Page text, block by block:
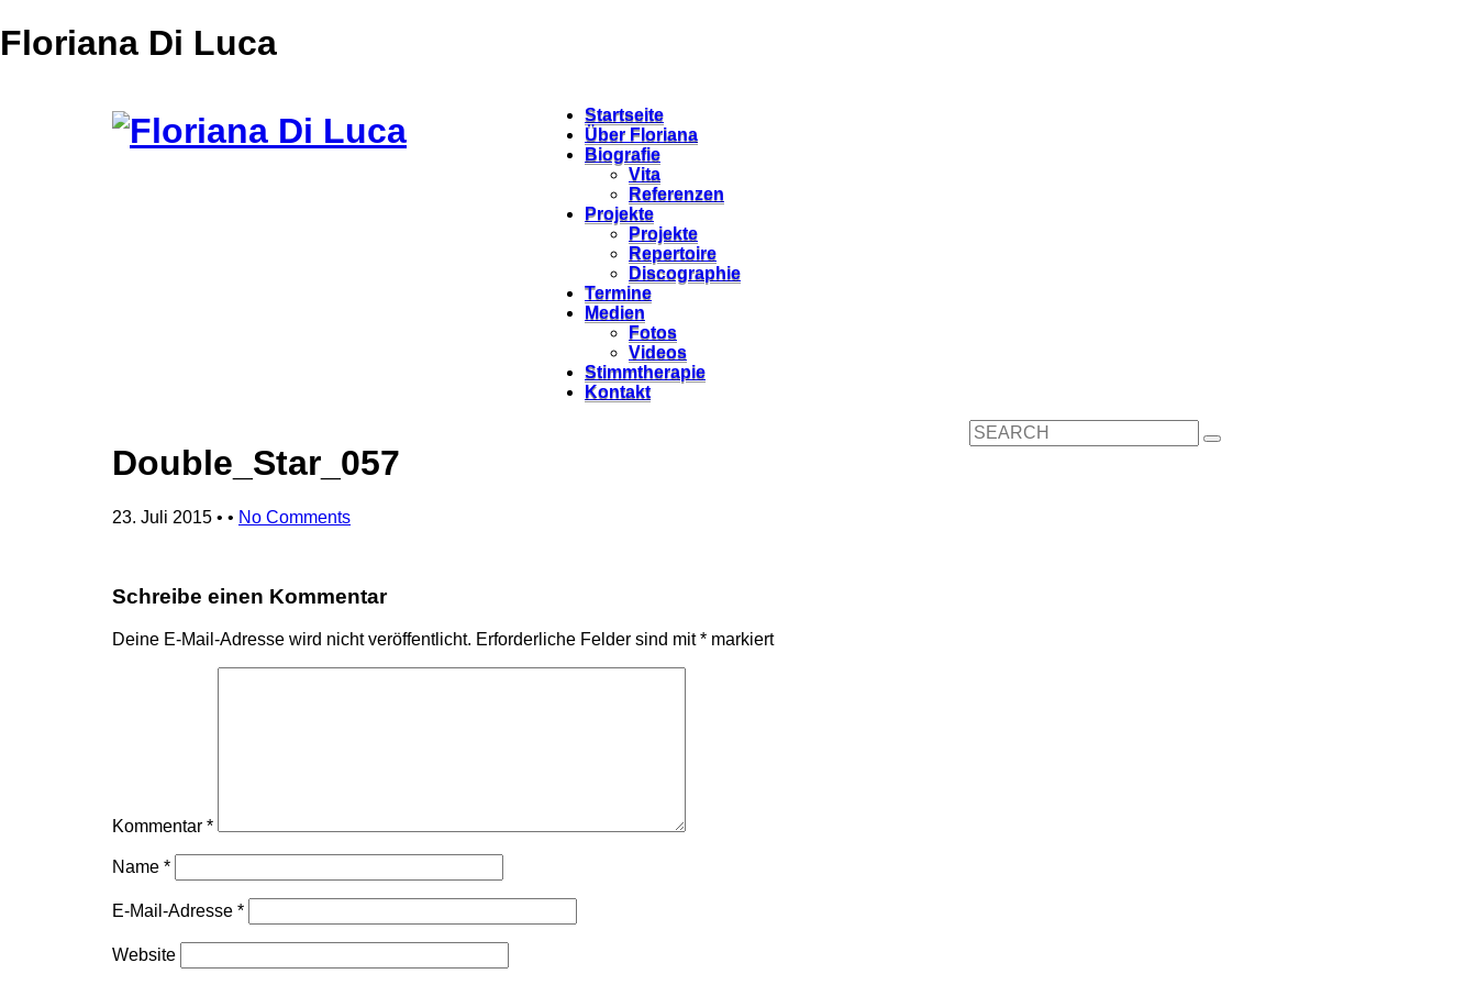
Floriana Di Luca
Startseite
Über Floriana
Biografie
Vita
Referenzen
Projekte
Projekte
Repertoire
Discographie
Termine
Medien
Fotos
Videos
Stimmtherapie
Kontakt
Double_Star_057
23. Juli 2015 • • No Comments
Schreibe einen Kommentar
Deine E-Mail-Adresse wird nicht veröffentlicht. Erforderliche Felder sind mit* markiert
Kommentar *
Name *
E-Mail-Adresse *
Website
Search
for: